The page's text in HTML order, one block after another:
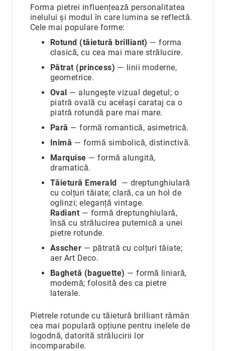
Forma pietrei influențează personalitatea
inelului și modul în care lumina se reflectă.
Cele mai populare forme:
Rotund (tăietură brilliant) — forma
clasică, cu cea mai mare strălucire.
Pătrat (princess) — linii moderne,
geometrice.
Oval — alungește vizual degetul; o
piatră ovală cu același carataj ca o
piatră rotundă pare mai mare.
Pară — formă romantică, asimetrică.
Inimă — formă simbolică, distinctivă.
Marquise — formă alungită,
dramatică.
Tăietură Emerald — dreptunghiulară
cu colțuri tăiate; clară, ca un hol de
oglinzi; eleganță vintage.
Radiant — formă dreptunghiulară,
însă cu strălucirea puternică a unei
pietre rotunde.
Asscher — pătrată cu colțuri tăiate;
aer Art Deco.
Baghetă (baguette) — formă liniară,
modernă; folosită des ca pietre
laterale.
Pietrele rotunde cu tăietură brilliant rămân
cea mai populară opțiune pentru inelele de
logodnă, datorită strălucirii lor
incomparabile.